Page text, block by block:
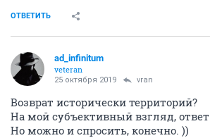
ОТВЕТИТЬ
ad_infinitum
veteran
25 октября 2019 vran
Возврат исторически территорий?
На мой субъективный взгляд,
Но можно и спросить, конечно. ))